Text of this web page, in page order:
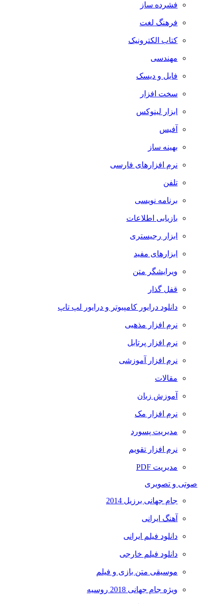
فشرده ساز
فرهنگ لغت
کتاب الکترونیک
مهندسی
فایل و دیسک
سخت افزار
ابزار لینوکس
آفیس
بهینه ساز
نرم افزارهای فارسی
تلفن
برنامه نویسی
بازیابی اطلاعات
ابزار رجیستری
ابزارهای مفید
ویرایشگر متن
قفل گذار
دانلود درایور کامپیوتر و درایور لپ تاپ
نرم افزار مذهبی
نرم افزار پرتابل
نرم افزار آموزشی
مقالات
آموزش زبان
نرم افزار مک
مدیریت پسورد
نرم افزار تقویم
مدیریت PDF
صوتی و تصویری
جام جهانی برزیل 2014
آهنگ ایرانی
دانلود فیلم ایرانی
دانلود فیلم خارجی
موسیقی متن بازی و فیلم
ویژه جام جهانی 2018 روسیه